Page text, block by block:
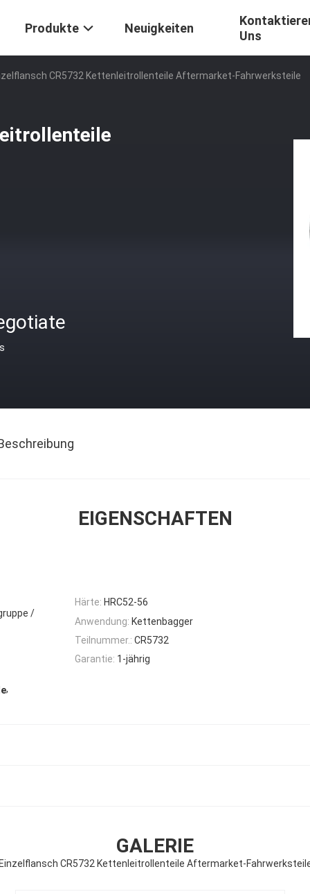
Produkte Neuigkeiten
Uns
CR5732 Kettenleitrollenteile Aftermarket-Fahrwerksteile
EIGENSCHAFTEN
/
Härte: HRC52-56
Anwendung: Kettenbagger
Teilnummer.: CR5732
Garantie: 1-jährig
,
GALERIE
Einzelflansch CR5732 Kettenleitrollenteile Aftermarket-